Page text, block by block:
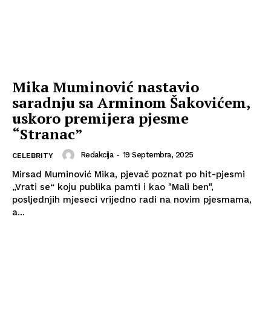
Mika Muminović nastavio
saradnju sa Arminom Šakovićem,
uskoro premijera pjesme
“Stranac”
CELEBRITY Redakcija - 19 Septembra, 2025
Mirsad Muminović Mika, pjevač poznat po hit-pjesmi
„Vrati se“ koju publika pamti i kao "Mali ben",
posljednjih mjeseci vrijedno radi na novim pjesmama,
a...